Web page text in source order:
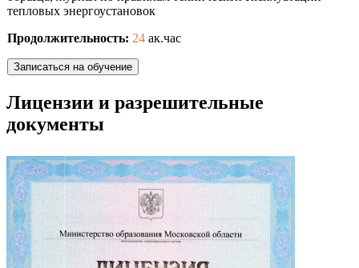
тепловых энергоустановок
Продолжительность: 24 ак.час
Записаться на обучение
Лицензии и разрешительные
документы